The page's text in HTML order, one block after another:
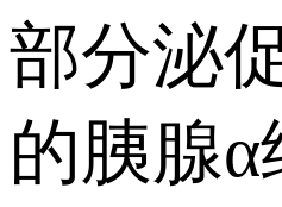
部分泌
的胰腺